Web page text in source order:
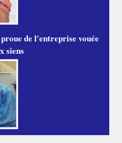
de l'entreprise vouée
siens